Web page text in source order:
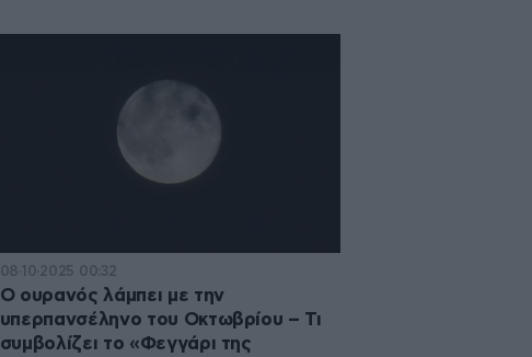
08·10·2025 00:32
Ο ουρανός λάμπει με την
υπερπανσέληνο του Οκτωβρίου – Τι
συμβολίζει το «Φεγγάρι της